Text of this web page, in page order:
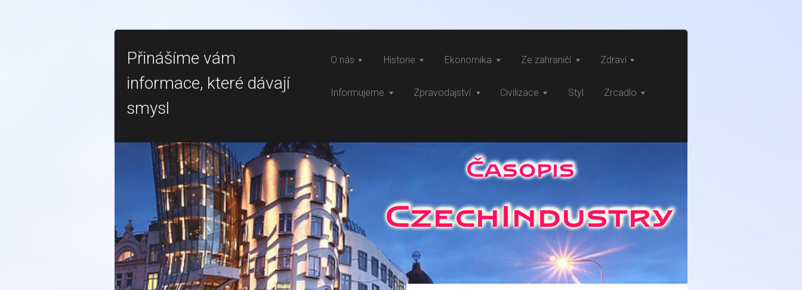
Přinášíme vám
informace, které dávají
smysl
O nás Historie Ekonomika Ze zahraničí Zdraví
Informujeme Zpravodajství Civilizace Styl Zrcadlo